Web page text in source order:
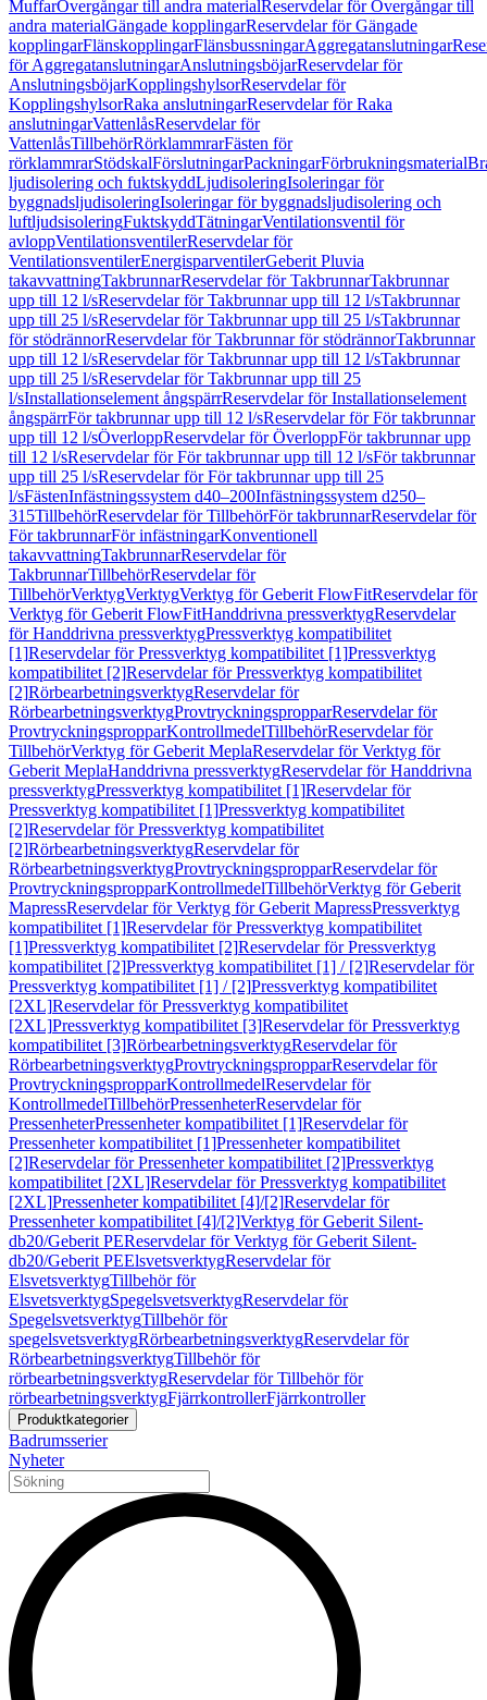
MuffarÖvergångar till andra materialReservdelar för Övergångar till
andra materialGängade kopplingarReservdelar för Gängade
kopplingarFlänskopplingarFlänsbussningarAggregatanslutningar
för AggregatanslutningarAnslutningsböjarReservdelar för
AnslutningsböjarKopplingshylsorReservdelar för
KopplingshylsorRaka anslutningarReservdelar för Raka
anslutningarVattenlåsReservdelar för
VattenlåsTillbehörRörklammrarFästen för
rörklammrarStödskalFörslutningarPackningarFörbrukningsmaterial
ljudisolering och fuktskyddLjudisoleringIsoleringar för
byggnadsljudisoleringIsoleringar för byggnadsljudisolering och
luftljudsisoleringFuktskyddTätningarVentilationsventil för
avloppVentilationsventilerReservdelar för
VentilationsventilerEnergisparventilerGeberit Pluvia
takavvattningTakbrunnarReservdelar för TakbrunnarTakbrunnar
upp till 12 l/sReservdelar för Takbrunnar upp till 12 l/sTakbrunnar
upp till 25 l/sReservdelar för Takbrunnar upp till 25 l/sTakbrunnar
för stödrännorReservdelar för Takbrunnar för stödrännorTakbrunnar
upp till 12 l/sReservdelar för Takbrunnar upp till 12 l/sTakbrunnar
upp till 25 l/sReservdelar för Takbrunnar upp till 25
l/sInstallationselement ångspärrReservdelar för Installationselement
ångspärrFör takbrunnar upp till 12 l/sReservdelar för För takbrunnar
upp till 12 l/sÖverloppReservdelar för ÖverloppFör takbrunnar upp
till 12 l/sReservdelar för För takbrunnar upp till 12 l/sFör takbrunnar
upp till 25 l/sReservdelar för För takbrunnar upp till 25
l/sFästenInfästningssystem d40–200Infästningssystem d250–
315TillbehörReservdelar för TillbehörFör takbrunnarReservdelar för
För takbrunnarFör infästningarKonventionell
takavvattningTakbrunnarReservdelar för
TakbrunnarTillbehörReservdelar för
TillbehörVerktygVerktygVerktyg för Geberit FlowFitReservdelar för
Verktyg för Geberit FlowFitHanddrivna pressverktygReservdelar
för Handdrivna pressverktygPressverktyg kompatibilitet
[1]Reservdelar för Pressverktyg kompatibilitet [1]Pressverktyg
kompatibilitet [2]Reservdelar för Pressverktyg kompatibilitet
[2]RörbearbetningsverktygReservdelar för
RörbearbetningsverktygProvtryckningspropparReservdelar för
ProvtryckningspropparKontrollmedelTillbehörReservdelar för
TillbehörVerktyg för Geberit MeplaReservdelar för Verktyg för
Geberit MeplaHanddrivna pressverktygReservdelar för Handdrivna
pressverktygPressverktyg kompatibilitet [1]Reservdelar för
Pressverktyg kompatibilitet [1]Pressverktyg kompatibilitet
[2]Reservdelar för Pressverktyg kompatibilitet
[2]RörbearbetningsverktygReservdelar för
RörbearbetningsverktygProvtryckningspropparReservdelar för
ProvtryckningspropparKontrollmedelTillbehörVerktyg för Geberit
MapressReservdelar för Verktyg för Geberit MapressPressverktyg
kompatibilitet [1]Reservdelar för Pressverktyg kompatibilitet
[1]Pressverktyg kompatibilitet [2]Reservdelar för Pressverktyg
kompatibilitet [2]Pressverktyg kompatibilitet [1] / [2]Reservdelar för
Pressverktyg kompatibilitet [1] / [2]Pressverktyg kompatibilitet
[2XL]Reservdelar för Pressverktyg kompatibilitet
[2XL]Pressverktyg kompatibilitet [3]Reservdelar för Pressverktyg
kompatibilitet [3]RörbearbetningsverktygReservdelar för
RörbearbetningsverktygProvtryckningspropparReservdelar för
ProvtryckningspropparKontrollmedelReservdelar för
KontrollmedelTillbehörPressenheterReservdelar för
PressenheterPressenheter kompatibilitet [1]Reservdelar för
Pressenheter kompatibilitet [1]Pressenheter kompatibilitet
[2]Reservdelar för Pressenheter kompatibilitet [2]Pressverktyg
kompatibilitet [2XL]Reservdelar för Pressverktyg kompatibilitet
[2XL]Pressenheter kompatibilitet [4]/[2]Reservdelar för
Pressenheter kompatibilitet [4]/[2]Verktyg för Geberit Silent-
db20/Geberit PEReservdelar för Verktyg för Geberit Silent-
db20/Geberit PEElsvetsverktygReservdelar för
ElsvetsverktygTillbehör för
ElsvetsverktygSpegelsvetsverktygReservdelar för
SpegelsvetsverktygTillbehör för
spegelsvetsverktygRörbearbetningsverktygReservdelar för
RörbearbetningsverktygTillbehör för
rörbearbetningsverktygReservdelar för Tillbehör för
rörbearbetningsverktygFjärrkontrollerFjärrkontroller
Produktkategorier
Badrumsserier
Nyheter